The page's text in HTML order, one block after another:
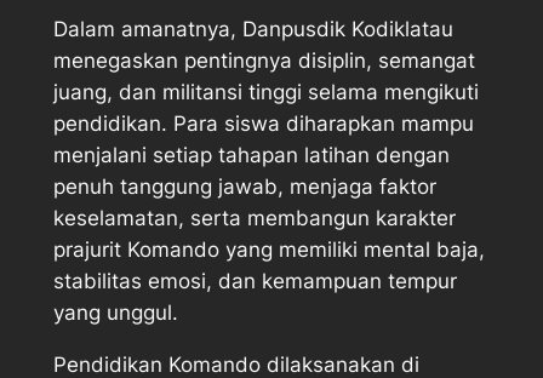
Dalam amanatnya, Danpusdik Kodiklatau
menegaskan pentingnya disiplin, semangat
juang, dan militansi tinggi selama mengikuti
pendidikan. Para siswa diharapkan mampu
menjalani setiap tahapan latihan dengan
penuh tanggung jawab, menjaga faktor
keselamatan, serta membangun karakter
prajurit Komando yang memiliki mental baja,
stabilitas emosi, dan kemampuan tempur
yang unggul.
Pendidikan Komando dilaksanakan di